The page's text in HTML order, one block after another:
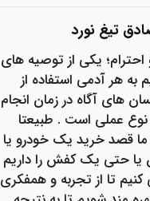
تیغ نورد
احترام؛ یکی از توصیه های
به هر آدمی استفاده از
های آگاه در زمان انجام
عملی است . طبیعتا
قصد خرید یک خودرو یا
یا حتی یک کفش را داریم
تا از تجربه و همفکری